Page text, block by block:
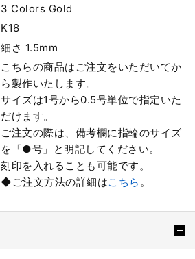
3 Colors Gold
K18
細さ 1.5mm
こちらの商品はご注文をいただいてか
ら製作いたします。
サイズは1号から0.5号単位で指定いた
だけます。
ご注文の際は、備考欄に指輪のサイズ
を「●号」と明記してください。
刻印を入れることも可能です。
◆ご注文方法の詳細はこちら 。